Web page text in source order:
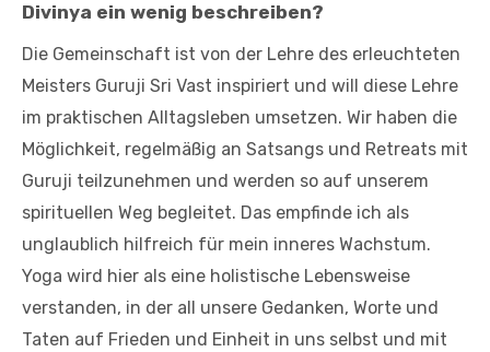
Divinya ein wenig beschreiben?
Die Gemeinschaft ist von der Lehre des erleuchteten
Meisters Guruji Sri Vast inspiriert und will diese Lehre
im praktischen Alltagsleben umsetzen. Wir haben die
Möglichkeit, regelmäßig an Satsangs und Retreats mit
Guruji teilzunehmen und werden so auf unserem
spirituellen Weg begleitet. Das empfinde ich als
unglaublich hilfreich für mein inneres Wachstum.
Yoga wird hier als eine holistische Lebensweise
verstanden, in der all unsere Gedanken, Worte und
Taten auf Frieden und Einheit in uns selbst und mit